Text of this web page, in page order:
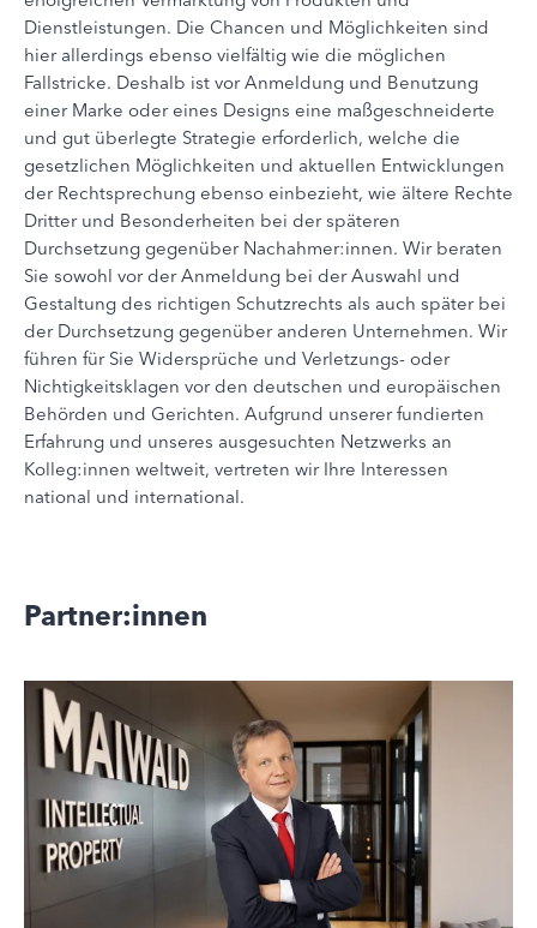
Dienstleistungen. Die Chancen und Möglichkeiten sind
hier allerdings ebenso vielfältig wie die möglichen
Fallstricke. Deshalb ist vor Anmeldung und Benutzung
einer Marke oder eines Designs eine maßgeschneiderte
und gut überlegte Strategie erforderlich, welche die
gesetzlichen Möglichkeiten und aktuellen Entwicklungen
der Rechtsprechung ebenso einbezieht, wie ältere Rechte
Dritter und Besonderheiten bei der späteren
Durchsetzung gegenüber Nachahmer:innen. Wir beraten
Sie sowohl vor der Anmeldung bei der Auswahl und
Gestaltung des richtigen Schutzrechts als auch später bei
der Durchsetzung gegenüber anderen Unternehmen. Wir
führen für Sie Widersprüche und Verletzungs- oder
Nichtigkeitsklagen vor den deutschen und europäischen
Behörden und Gerichten. Aufgrund unserer fundierten
Erfahrung und unseres ausgesuchten Netzwerks an
Kolleg:innen weltweit, vertreten wir Ihre Interessen
national und international.
Partner:innen